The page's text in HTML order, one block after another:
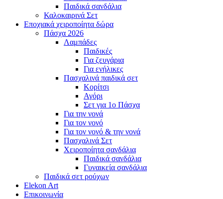
Παιδικά σανδάλια
Καλοκαιρινά Σετ
Εποχιακά χειροποίητα δώρα
Πάσχα 2026
Λαμπάδες
Παιδικές
Για ζευγάρια
Για ενήλικες
Πασχαλινά παιδικά σετ
Κορίτσι
Αγόρι
Σετ για 1ο Πάσχα
Για την νονά
Για τον νονό
Για τον νονό & την νονά
Πασχαλινά Σετ
Χειροποίητα σανδάλια
Παιδικά σανδάλια
Γυναικεία σανδάλια
Παιδικά σετ ρούχων
Elekon Art
Επικοινωνία